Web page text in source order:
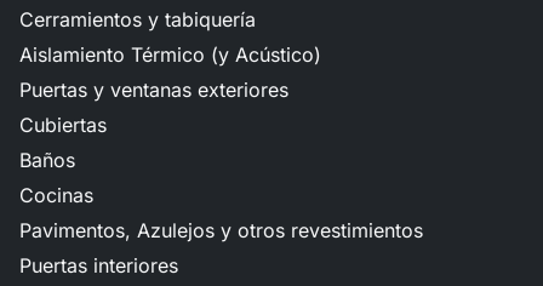
Cerramientos y tabiquería
Aislamiento Térmico (y Acústico)
Puertas y ventanas exteriores
Cubiertas
Baños
Cocinas
Pavimentos, Azulejos y otros revestimientos
Puertas interiores